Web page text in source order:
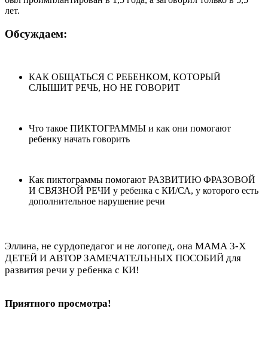
лет.
Обсуждаем:
КАК ОБЩАТЬСЯ С РЕБЕНКОМ, КОТОРЫЙ
СЛЫШИТ РЕЧЬ, НО НЕ ГОВОРИТ
Что такое ПИКТОГРАММЫ и как они помогают
ребенку начать говорить
Как пиктограммы помогают РАЗВИТИЮ ФРАЗОВОЙ
И СВЯЗНОЙ РЕЧИ у ребенка с КИ/СА, у которого есть
дополнительное нарушение речи
Эллина, не сурдопедагог и не логопед, она МАМА 3-Х
ДЕТЕЙ И АВТОР ЗАМЕЧАТЕЛЬНЫХ ПОСОБИЙ для
развития речи у ребенка с КИ!
Приятного просмотра!